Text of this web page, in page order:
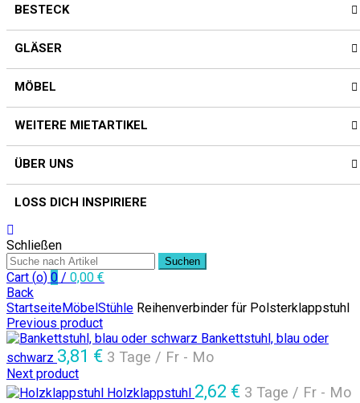
BESTECK
GLÄSER
MÖBEL
WEITERE MIETARTIKEL
ÜBER UNS
LOSS DICH INSPIRIERE
Schließen
Suchen
Cart (o) 0 / 0,00 €
Back
StartseiteMöbel Stühle Reihenverbinder für Polsterklappstuhl
Previous product
Bankettstuhl, blau oder
schwarz 3,81 € 3 Tage / Fr - Mo
Next product
Holzklappstuhl 2,62 € 3 Tage / Fr - Mo